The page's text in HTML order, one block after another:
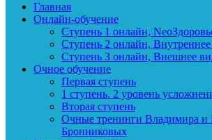
Главная
Онлайн-обучение
Ступень 1 онлайн,
Ступень 2 онлайн,
Ступень 3 онлайн, Внешнее
Очное обучение
Первая ступень
1 ступень. 2 уровень
Вторая ступень
Очные тренинги Владимира и
Бронниковых